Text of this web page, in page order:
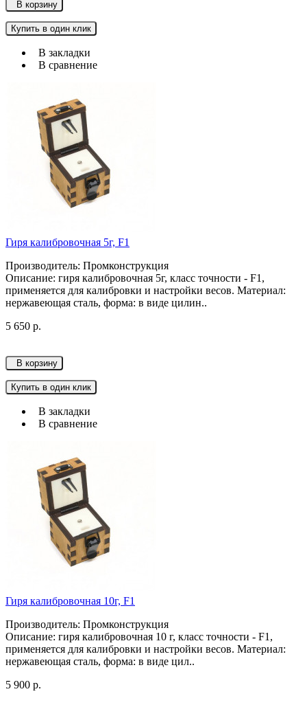
В корзину
Купить в один клик
В закладки
В сравнение
Гиря калибровочная 5г, F1
Производитель: Промконструкция
Описание: гиря калибровочная 5г, класс точности - F1,
применяется для калибровки и настройки весов. Материал:
нержавеющая сталь, форма: в виде цилин..
5 650 р.
В корзину
Купить в один клик
В закладки
В сравнение
Гиря калибровочная 10г, F1
Производитель: Промконструкция
Описание: гиря калибровочная 10 г, класс точности - F1,
применяется для калибровки и настройки весов. Материал:
нержавеющая сталь, форма: в виде цил..
5 900 р.